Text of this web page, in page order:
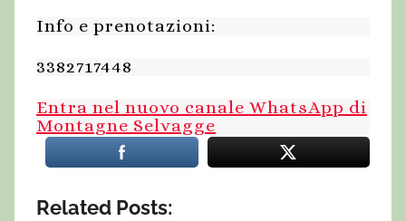
Info e prenotazioni:
3382717448
Entra nel nuovo canale WhatsApp di
Montagne Selvagge
Related Posts: